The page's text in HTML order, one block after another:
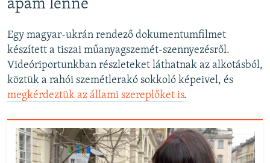
apám lenne”
Egy magyar-ukrán rendező dokumentumfilmet
készített a tiszai műanyagszemét-szennyezésről.
Videóriportunkban részleteket láthatnak az alkotásból,
köztük a rahói szemétlerakó sokkoló képeivel, és
megkérdeztük az állami szereplőket is.